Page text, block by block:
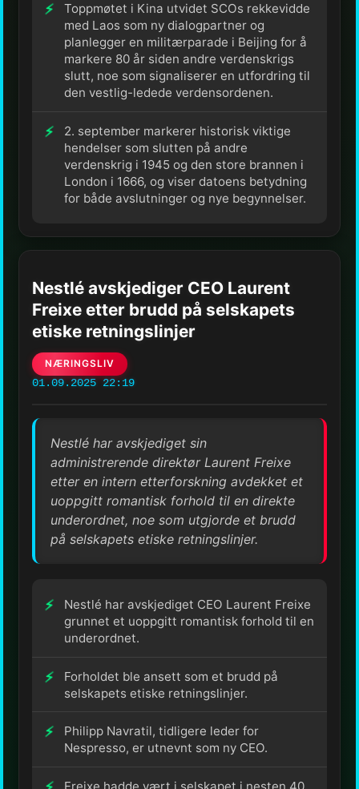
Toppmøtet i Kina utvidet SCOs rekkevidde
med Laos som ny dialogpartner og
planlegger en militærparade i Beijing for å
markere 80 år siden andre verdenskrigs
slutt, noe som signaliserer en utfordring til
den vestlig-ledede verdensordenen.
2. september markerer historisk viktige
hendelser som slutten på andre
verdenskrig i 1945 og den store brannen i
London i 1666, og viser datoens betydning
for både avslutninger og nye begynnelser.
Nestlé avskjediger CEO Laurent
Freixe etter brudd på selskapets
etiske retningslinjer
NÆRINGSLIV
01.09.2025 22:19
Nestlé har avskjediget sin
administrerende direktør Laurent Freixe
etter en intern etterforskning avdekket et
uoppgitt romantisk forhold til en direkte
underordnet, noe som utgjorde et brudd
på selskapets etiske retningslinjer.
Nestlé har avskjediget CEO Laurent Freixe
grunnet et uoppgitt romantisk forhold til en
underordnet.
Forholdet ble ansett som et brudd på
selskapets etiske retningslinjer.
Philipp Navratil, tidligere leder for
Nespresso, er utnevnt som ny CEO.